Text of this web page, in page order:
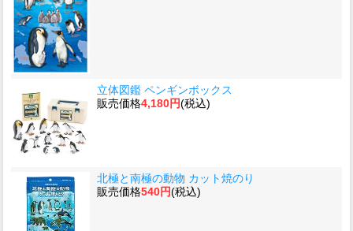
立体図鑑 ペンギンボックス
販売価格4,180円(税込)
北極と南極の動物 カット焼のり
販売価格540円(税込)